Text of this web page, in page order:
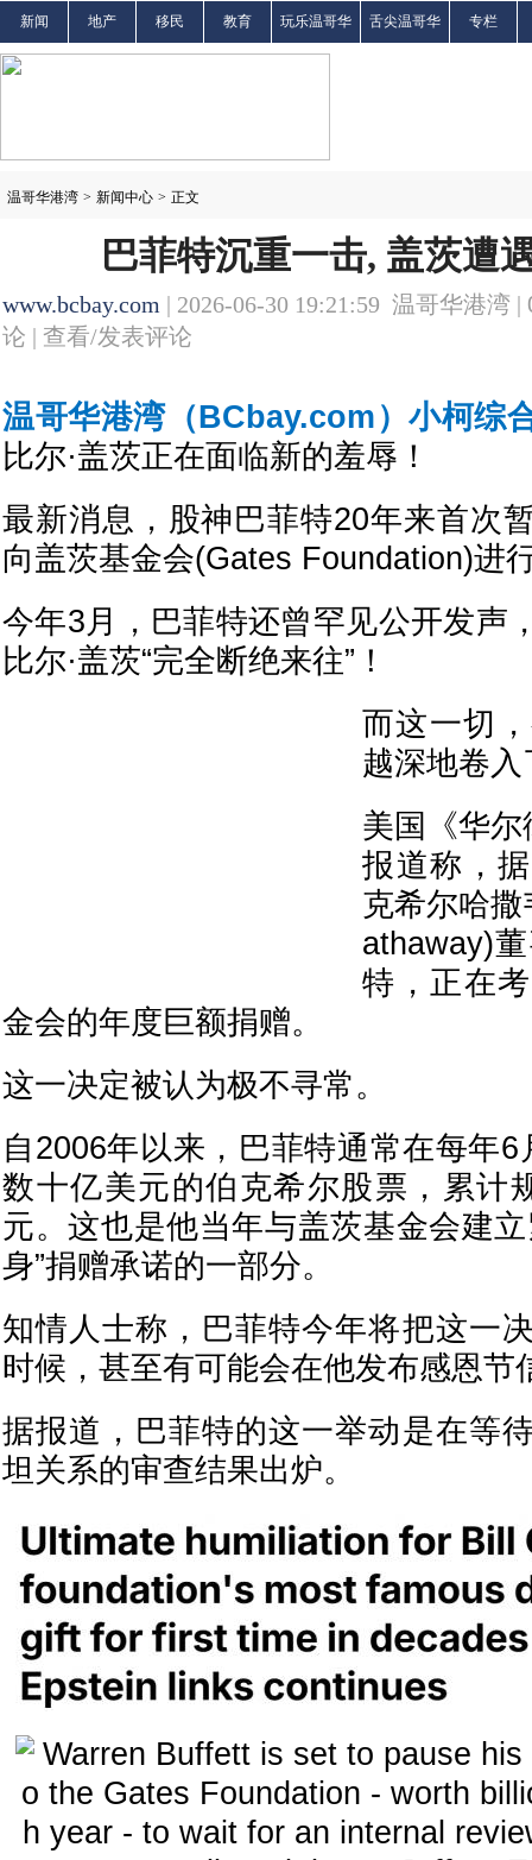
新闻 地产 移民 教育 玩乐温哥华 舌尖温哥华 专栏
温哥华港湾 > 新闻中心 > 正文
巴菲特沉重一击, 盖茨遭
www.bcbay.com | 2026-06-30 19:21:59 温哥华港湾 |
论 | 查看/发表评论
温哥华港湾（BCbay.com）小柯综
比尔·盖茨正在面临新的羞辱！
最新消息，股神巴菲特20年来首次
向盖茨基金会(Gates Foundation)进
今年3月，巴菲特还曾罕见公开发声
比尔·盖茨“完全断绝来往”！
而这一切
越深地卷
美国《华
报道称，
克希尔哈
athaway)
特，正在
金会的年度巨额捐赠。
这一决定被认为极不寻常。
自2006年以来，巴菲特通常在每年
数十亿美元的伯克希尔股票，累计
元。这也是他当年与盖茨基金会建
身”捐赠承诺的一部分。
知情人士称，巴菲特今年将把这一
时候，甚至有可能会在他发布感恩节
据报道，巴菲特的这一举动是在等
坦关系的审查结果出炉。